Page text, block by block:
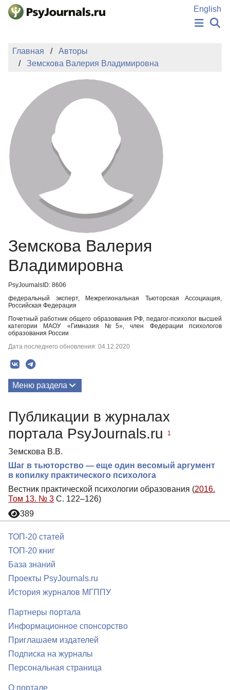
Перейти к основному содержанию
English
ИЗДАНИЯ
АВТОРЫ
ПОДАТЬ РУКОПИСЬ
БАЗА ЗНАНИЙ
КЛЮЧЕВЫЕ СЛОВА
Регистрация
Главная
Авторы
Земскова Валерия Владимировна
Земскова Валерия
Владимировна
PsyJournalsID: 8606
федеральный эксперт, Межрегиональная Тьюторская Ассоциация,
Российская Федерация
Почетный работник общего образования РФ, педагог-психолог высшей
категории МАОУ «Гимназия №5», член Федерации психологов
образования России
Дата последнего обновления: 04.12.2020
Меню раздела
Публикации в журналах
портала PsyJournals.ru
1
Земскова В.В.
Шаг в тьюторство — еще один весомый аргумент
в копилку практического психолога
Вестник практической психологии образования (2016.
Том 13. № 3 С. 122–126)
389
ТОП-20 статей
ТОП-20 книг
База знаний
Проекты PsyJournals.ru
История журналов МГППУ
Партнеры портала
Информационное спонсорство
Приглашаем издателей
Подписка на журналы
Персональная страница
О портале